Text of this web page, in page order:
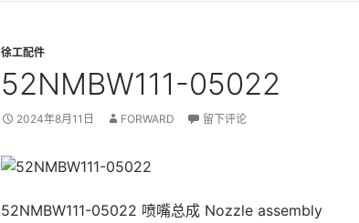
徐工配件
52NMBW111-05022
2024年8月11日 FORWARD 留下评论
52NMBW111-05022 喷嘴总成 Nozzle assembly